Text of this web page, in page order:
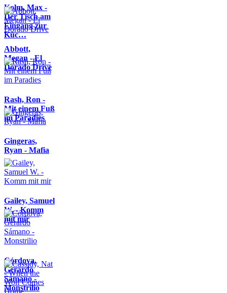
Kolm, Max -
Der Tisch am
Eingang zur
Küc…
Abbott,
Megan - El
Dorado Drive
Rash, Ron -
Mit einem Fuß
im Paradies
Gingeras,
Ryan - Mafia
Gailey, Samuel
W. - Komm
mit mir
Córdova,
Gerardo
Sámano -
Monstrilio